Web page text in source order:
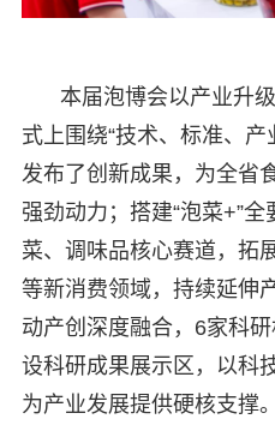
本届泡博会以产业升
式上围绕“技术、标准、
发布了创新成果，为全省
强劲动力；搭建“泡菜+”
菜、调味品核心赛道，拓
等新消费领域，持续延伸
动产创深度融合，6家科
设科研成果展示区，以科
为产业发展提供硬核支撑。